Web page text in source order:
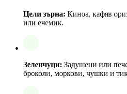
Цели зърна: Киноа, кафяв
или ечемик.
Зеленчуци: Задушени или
броколи, моркови, чушки и